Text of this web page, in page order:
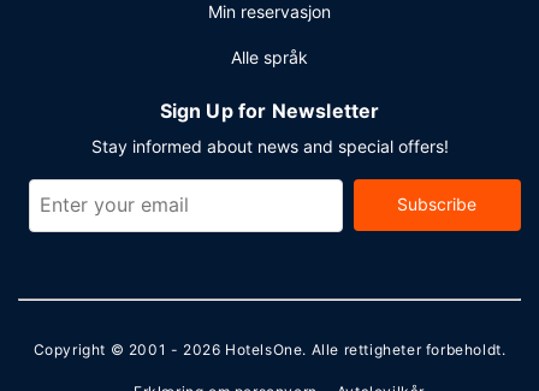
Min reservasjon
Alle språk
Sign Up for Newsletter
Stay informed about news and special offers!
Subscribe
Copyright © 2001 - 2026 HotelsOne. Alle rettigheter forbeholdt.